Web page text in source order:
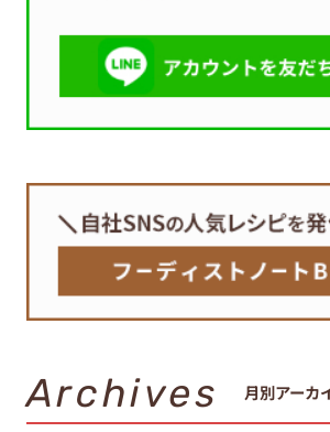
Archives 月別アーカ